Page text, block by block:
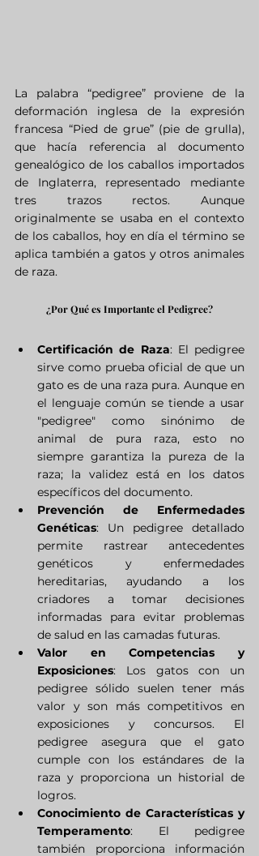
La palabra “pedigree” proviene de la
deformación inglesa de la expresión
francesa “Pied de grue” (pie de grulla),
que hacía referencia al documento
genealógico de los caballos importados
de Inglaterra, representado mediante
tres trazos rectos. Aunque
originalmente se usaba en el contexto
de los caballos, hoy en día el término se
aplica también a gatos y otros animales
de raza.
¿Por Qué es Importante el Pedigree?
Certificación de Raza: El pedigree
sirve como prueba oficial de que un
gato es de una raza pura. Aunque en
el lenguaje común se tiende a usar
"pedigree" como sinónimo de
animal de pura raza, esto no
siempre garantiza la pureza de la
raza; la validez está en los datos
específicos del documento.
Prevención de Enfermedades
Genéticas: Un pedigree detallado
permite rastrear antecedentes
genéticos y enfermedades
hereditarias, ayudando a los
criadores a tomar decisiones
informadas para evitar problemas
de salud en las camadas futuras.
Valor en Competencias y
Exposiciones: Los gatos con un
pedigree sólido suelen tener más
valor y son más competitivos en
exposiciones y concursos. El
pedigree asegura que el gato
cumple con los estándares de la
raza y proporciona un historial de
logros.
Conocimiento de Características y
Temperamento: El pedigree
también proporciona información